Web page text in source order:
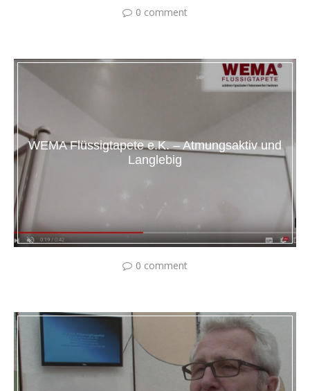
0 comment
WEMA Flüssigtapete e.K. – Atmungsaktiv und
Langlebig
0 comment